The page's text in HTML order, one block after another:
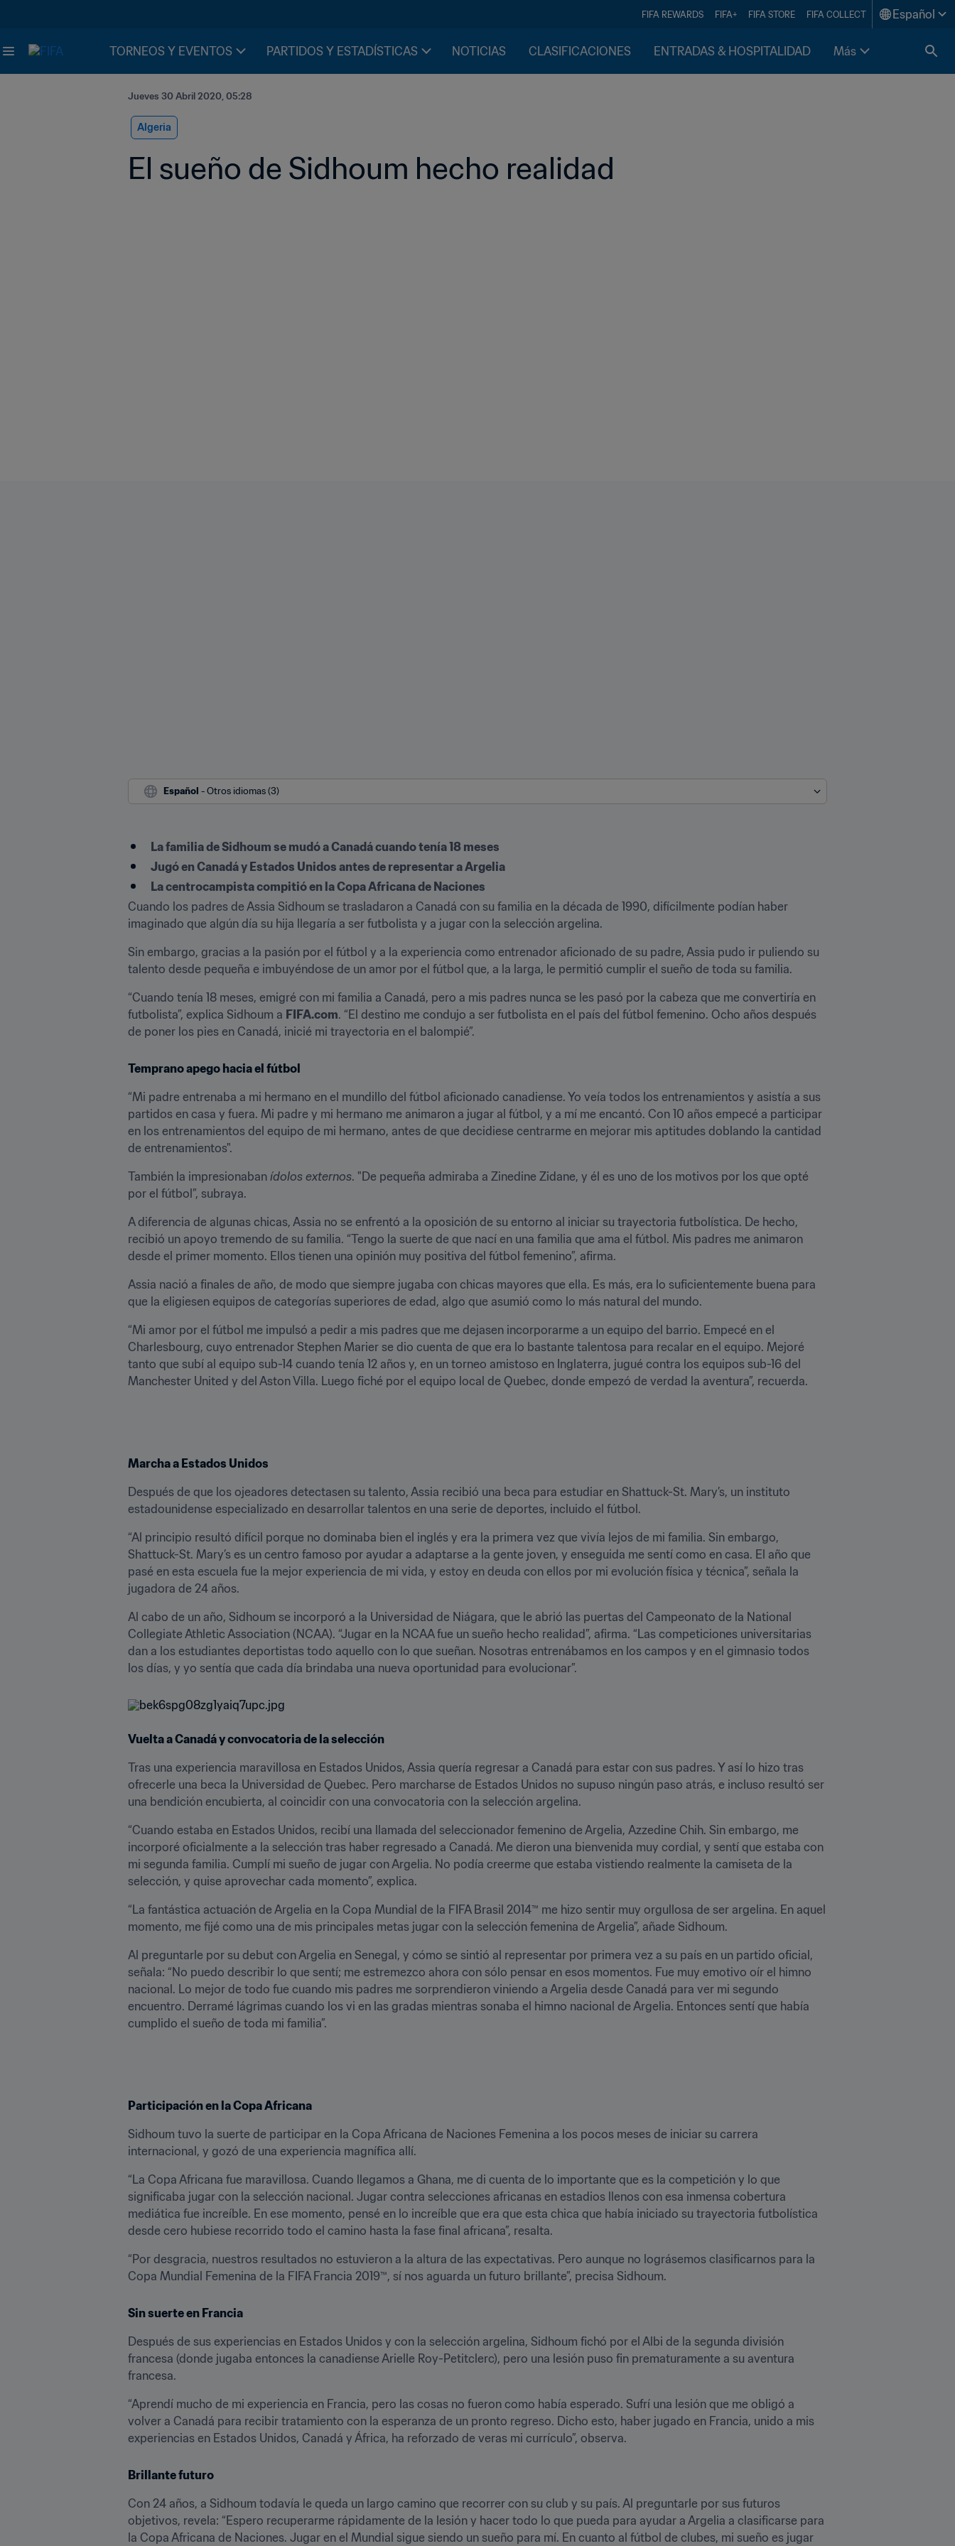
FIFA REWARDS FIFA+ FIFA STORE FIFA COLLECT Español
TORNEOS Y EVENTOS PARTIDOS Y ESTADÍSTICAS NOTICIAS CLASIFICACIONES ENTRADAS & HOSPITALIDAD Más
Jueves 30 Abril 2020, 05:28
Algeria
El sueño de Sidhoum hecho realidad
Español - Otros idiomas (3)
La familia de Sidhoum se mudó a Canadá cuando tenía 18 meses
Jugó en Canadá y Estados Unidos antes de representar a Argelia
La centrocampista compitió en la Copa Africana de Naciones
Cuando los padres de Assia Sidhoum se trasladaron a Canadá con su familia en la década de 1990, difícilmente podían haber
imaginado que algún día su hija llegaría a ser futbolista y a jugar con la selección argelina.
Sin embargo, gracias a la pasión por el fútbol y a la experiencia como entrenador aficionado de su padre, Assia pudo ir puliendo su
talento desde pequeña e imbuyéndose de un amor por el fútbol que, a la larga, le permitió cumplir el sueño de toda su familia.
“Cuando tenía 18 meses, emigré con mi familia a Canadá, pero a mis padres nunca se les pasó por la cabeza que me convertiría en
futbolista”, explica Sidhoum a FIFA.com. “El destino me condujo a ser futbolista en el país del fútbol femenino. Ocho años después
de poner los pies en Canadá, inicié mi trayectoria en el balompié”.
Temprano apego hacia el fútbol
“Mi padre entrenaba a mi hermano en el mundillo del fútbol aficionado canadiense. Yo veía todos los entrenamientos y asistía a sus
partidos en casa y fuera. Mi padre y mi hermano me animaron a jugar al fútbol, y a mí me encantó. Con 10 años empecé a participar
en los entrenamientos del equipo de mi hermano, antes de que decidiese centrarme en mejorar mis aptitudes doblando la cantidad
de entrenamientos".
También la impresionaban ídolos externos. "De pequeña admiraba a Zinedine Zidane, y él es uno de los motivos por los que opté
por el fútbol”, subraya.
A diferencia de algunas chicas, Assia no se enfrentó a la oposición de su entorno al iniciar su trayectoria futbolística. De hecho,
recibió un apoyo tremendo de su familia. “Tengo la suerte de que nací en una familia que ama el fútbol. Mis padres me animaron
desde el primer momento. Ellos tienen una opinión muy positiva del fútbol femenino”, afirma.
Assia nació a finales de año, de modo que siempre jugaba con chicas mayores que ella. Es más, era lo suficientemente buena para
que la eligiesen equipos de categorías superiores de edad, algo que asumió como lo más natural del mundo.
“Mi amor por el fútbol me impulsó a pedir a mis padres que me dejasen incorporarme a un equipo del barrio. Empecé en el
Charlesbourg, cuyo entrenador Stephen Marier se dio cuenta de que era lo bastante talentosa para recalar en el equipo. Mejoré
tanto que subí al equipo sub-14 cuando tenía 12 años y, en un torneo amistoso en Inglaterra, jugué contra los equipos sub-16 del
Manchester United y del Aston Villa. Luego fiché por el equipo local de Quebec, donde empezó de verdad la aventura”, recuerda.
Marcha a Estados Unidos
Después de que los ojeadores detectasen su talento, Assia recibió una beca para estudiar en Shattuck-St. Mary’s, un instituto
estadounidense especializado en desarrollar talentos en una serie de deportes, incluido el fútbol.
“Al principio resultó difícil porque no dominaba bien el inglés y era la primera vez que vivía lejos de mi familia. Sin embargo,
Shattuck-St. Mary’s es un centro famoso por ayudar a adaptarse a la gente joven, y enseguida me sentí como en casa. El año que
pasé en esta escuela fue la mejor experiencia de mi vida, y estoy en deuda con ellos por mi evolución física y técnica”, señala la
jugadora de 24 años.
Al cabo de un año, Sidhoum se incorporó a la Universidad de Niágara, que le abrió las puertas del Campeonato de la National
Collegiate Athletic Association (NCAA). “Jugar en la NCAA fue un sueño hecho realidad”, afirma. “Las competiciones universitarias
dan a los estudiantes deportistas todo aquello con lo que sueñan. Nosotras entrenábamos en los campos y en el gimnasio todos
los días, y yo sentía que cada día brindaba una nueva oportunidad para evolucionar”.
Vuelta a Canadá y convocatoria de la selección
Tras una experiencia maravillosa en Estados Unidos, Assia quería regresar a Canadá para estar con sus padres. Y así lo hizo tras
ofrecerle una beca la Universidad de Quebec. Pero marcharse de Estados Unidos no supuso ningún paso atrás, e incluso resultó ser
una bendición encubierta, al coincidir con una convocatoria con la selección argelina.
“Cuando estaba en Estados Unidos, recibí una llamada del seleccionador femenino de Argelia, ‏Azzedine Chih. Sin embargo, me
incorporé oficialmente a la selección tras haber regresado a Canadá. Me dieron una bienvenida muy cordial, y sentí que estaba con
mi segunda familia. Cumplí mi sueño de jugar con Argelia. No podía creerme que estaba vistiendo realmente la camiseta de la
selección, y quise aprovechar cada momento”, explica.
“La fantástica actuación de Argelia en la Copa Mundial de la FIFA Brasil 2014™ me hizo sentir muy orgullosa de ser argelina. En aquel
momento, me fijé como una de mis principales metas jugar con la selección femenina de Argelia”, añade Sidhoum.
Al preguntarle por su debut con Argelia en Senegal, y cómo se sintió al representar por primera vez a su país en un partido oficial,
señala: “No puedo describir lo que sentí; me estremezco ahora con sólo pensar en esos momentos. Fue muy emotivo oír el himno
nacional. Lo mejor de todo fue cuando mis padres me sorprendieron viniendo a Argelia desde Canadá para ver mi segundo
encuentro. Derramé lágrimas cuando los vi en las gradas mientras sonaba el himno nacional de Argelia. Entonces sentí que había
cumplido el sueño de toda mi familia”.
Participación en la Copa Africana
Sidhoum tuvo la suerte de participar en la Copa Africana de Naciones Femenina a los pocos meses de iniciar su carrera
internacional, y gozó de una experiencia magnífica allí.
“La Copa Africana fue maravillosa. Cuando llegamos a Ghana, me di cuenta de lo importante que es la competición y lo que
significaba jugar con la selección nacional. Jugar contra selecciones africanas en estadios llenos con esa inmensa cobertura
mediática fue increíble. En ese momento, pensé en lo increíble que era que esta chica que había iniciado su trayectoria futbolística
desde cero hubiese recorrido todo el camino hasta la fase final africana”, resalta.
“Por desgracia, nuestros resultados no estuvieron a la altura de las expectativas. Pero aunque no lográsemos clasificarnos para la
Copa Mundial Femenina de la FIFA Francia 2019™, sí nos aguarda un futuro brillante”, precisa Sidhoum.
Sin suerte en Francia
Después de sus experiencias en Estados Unidos y con la selección argelina, Sidhoum fichó por el Albi de la segunda división
francesa (donde jugaba entonces la canadiense Arielle Roy-Petitclerc), pero una lesión puso fin prematuramente a su aventura
francesa.
“Aprendí mucho de mi experiencia en Francia, pero las cosas no fueron como había esperado. Sufrí una lesión que me obligó a
volver a Canadá para recibir tratamiento con la esperanza de un pronto regreso. Dicho esto, haber jugado en Francia, unido a mis
experiencias en Estados Unidos, Canadá y África, ha reforzado de veras mi currículo”, observa.
Brillante futuro
Con 24 años, a Sidhoum todavía le queda un largo camino que recorrer con su club y su país. Al preguntarle por sus futuros
objetivos, revela: “Espero recuperarme rápidamente de la lesión y hacer todo lo que pueda para ayudar a Argelia a clasificarse para
la Copa Africana de Naciones. Jugar en el Mundial sigue siendo un sueño para mí. En cuanto al fútbol de clubes, mi sueño es jugar